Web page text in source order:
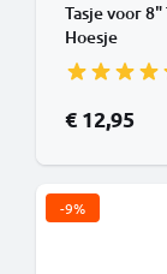
Tasje voor
Hoesje
€ 12,95
-9%